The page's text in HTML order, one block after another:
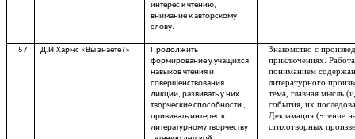
интерес к чтению,
внимание к авторскому
слову.
57 Д.И.Хармс «Вы знаете?»
Продолжить
формирование у учащихся
навыков чтения и
совершенствования
дикции, развивать у них
творческие способности ,
прививать интерес к
литературному творчеству
Знакомство с
приключениях.
пониманием
литературного
тема, главная мысль
события, их
Декламация (чтение
стихотворных